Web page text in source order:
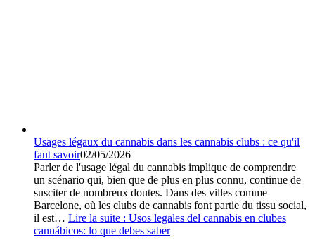
Usages légaux du cannabis dans les cannabis clubs : ce qu'il
faut savoir02/05/2026
Parler de l'usage légal du cannabis implique de comprendre
un scénario qui, bien que de plus en plus connu, continue de
susciter de nombreux doutes. Dans des villes comme
Barcelone, où les clubs de cannabis font partie du tissu social,
il est… Lire la suite : Usos legales del cannabis en clubes
cannábicos: lo que debes saber